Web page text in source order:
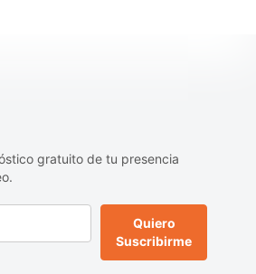
gratuito de tu presencia
Quiero
Suscribirme